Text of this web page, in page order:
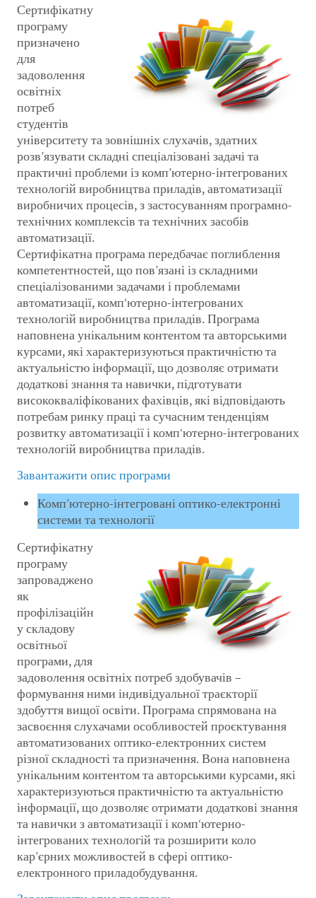
Сертифікатну
програму
призначено
для
задоволення
освітніх
потреб
студентів
університету та зовнішніх слухачів, здатних
розв’язувати складні спеціалізовані задачі та
практичні проблеми із комп’ютерно-інтегрованих
технологій виробництва приладів, автоматизації
виробничих процесів, з застосуванням програмно-
технічних комплексів та технічних засобів
автоматизації.
Сертифікатна програма передбачає поглиблення
компетентностей, що пов’язані із складними
спеціалізованими задачами і проблемами
автоматизації, комп‘ютерно-інтегрованих
технологій виробництва приладів. Програма
наповнена унікальним контентом та авторськими
курсами, які характеризуються практичністю та
актуальністю інформації, що дозволяє отримати
додаткові знання та навички, підготувати
висококваліфікованих фахівців, які відповідають
потребам ринку праці та сучасним тенденціям
розвитку автоматизації і комп‘ютерно-інтегрованих
технологій виробництва приладів.
Завантажити опис програми
Комп’ютерно-інтегровані оптико-електронні
системи та технології
Сертифікатну
програму
запроваджено
як
профілізаційн
у складову
освітньої
програми, для
задоволення освітніх потреб здобувачів –
формування ними індивідуальної траєкторії
здобуття вищої освіти. Програма спрямована на
засвоєння слухачами особливостей проєктування
автоматизованих оптико-електронних систем
різної складності та призначення. Вона наповнена
унікальним контентом та авторськими курсами, які
характеризуються практичністю та актуальністю
інформації, що дозволяє отримати додаткові знання
та навички з автоматизації і комп‘ютерно-
інтегрованих технологій та розширити коло
кар’єрних можливостей в сфері оптико-
електронного приладобудування.